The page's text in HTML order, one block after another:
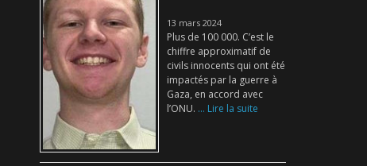
13 mars 2024
Plus de 100 000. C’est le
chiffre approximatif de
civils innocents qui ont été
impactés par la guerre à
Gaza, en accord avec
l’ONU. ... Lire la suite